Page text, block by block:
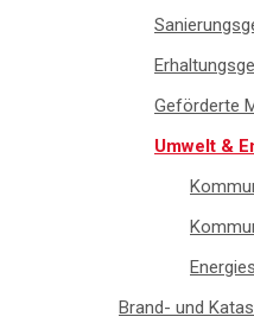
Geförderte
Umwelt &
Brand- und